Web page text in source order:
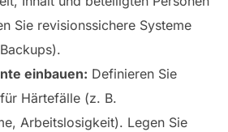
Sie revisionssichere Systeme
einbauen: Definieren Sie
Härtefälle (z. B.
Arbeitslosigkeit). Legen Sie